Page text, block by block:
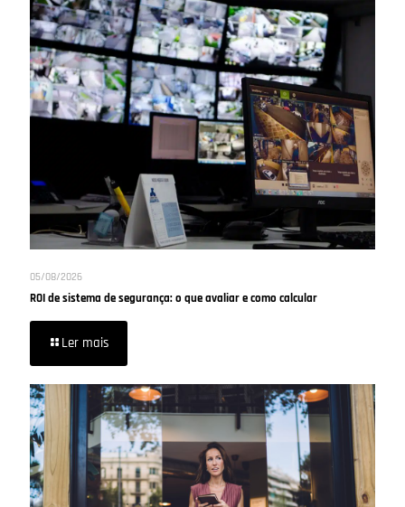
05/08/2026
ROI de sistema de segurança: o que avaliar e como calcular
Ler mais